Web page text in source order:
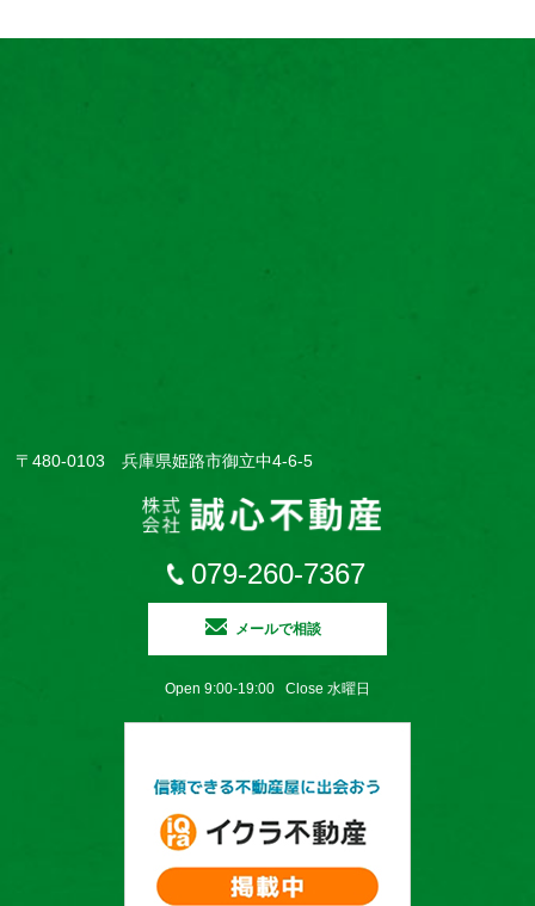
079-260-7367
メールで相談
Open 9:00-19:00 Close 水曜日
〒480-0103 兵庫県姫路市御立中4-6-5